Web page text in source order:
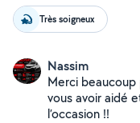
Très soigneux
Nassim
Merci
vous avoir aidé
l’occasion !!